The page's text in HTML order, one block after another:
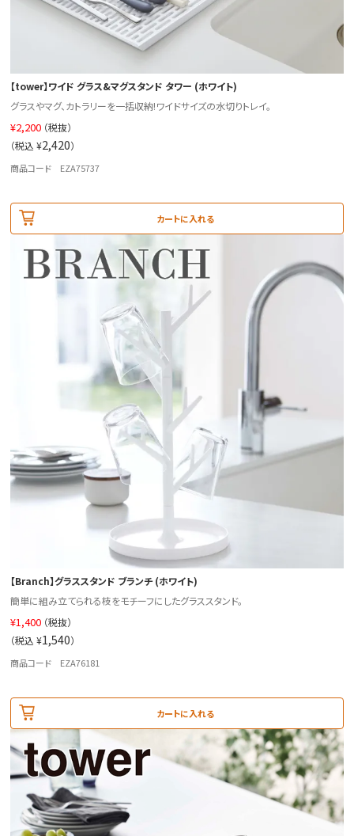
【tower】ワイド グラス&マグスタンド タワー (ホワイト)
グラスやマグ、カトラリーを一括収納!ワイドサイズの水切りトレイ。
¥2,200 （税抜）
（税込 ¥2,420）
商品コード EZA75737
カートに入れる
【Branch】グラススタンド ブランチ (ホワイト)
簡単に組み立てられる枝をモチーフにしたグラススタンド。
¥1,400 （税抜）
（税込 ¥1,540）
商品コード EZA76181
カートに入れる